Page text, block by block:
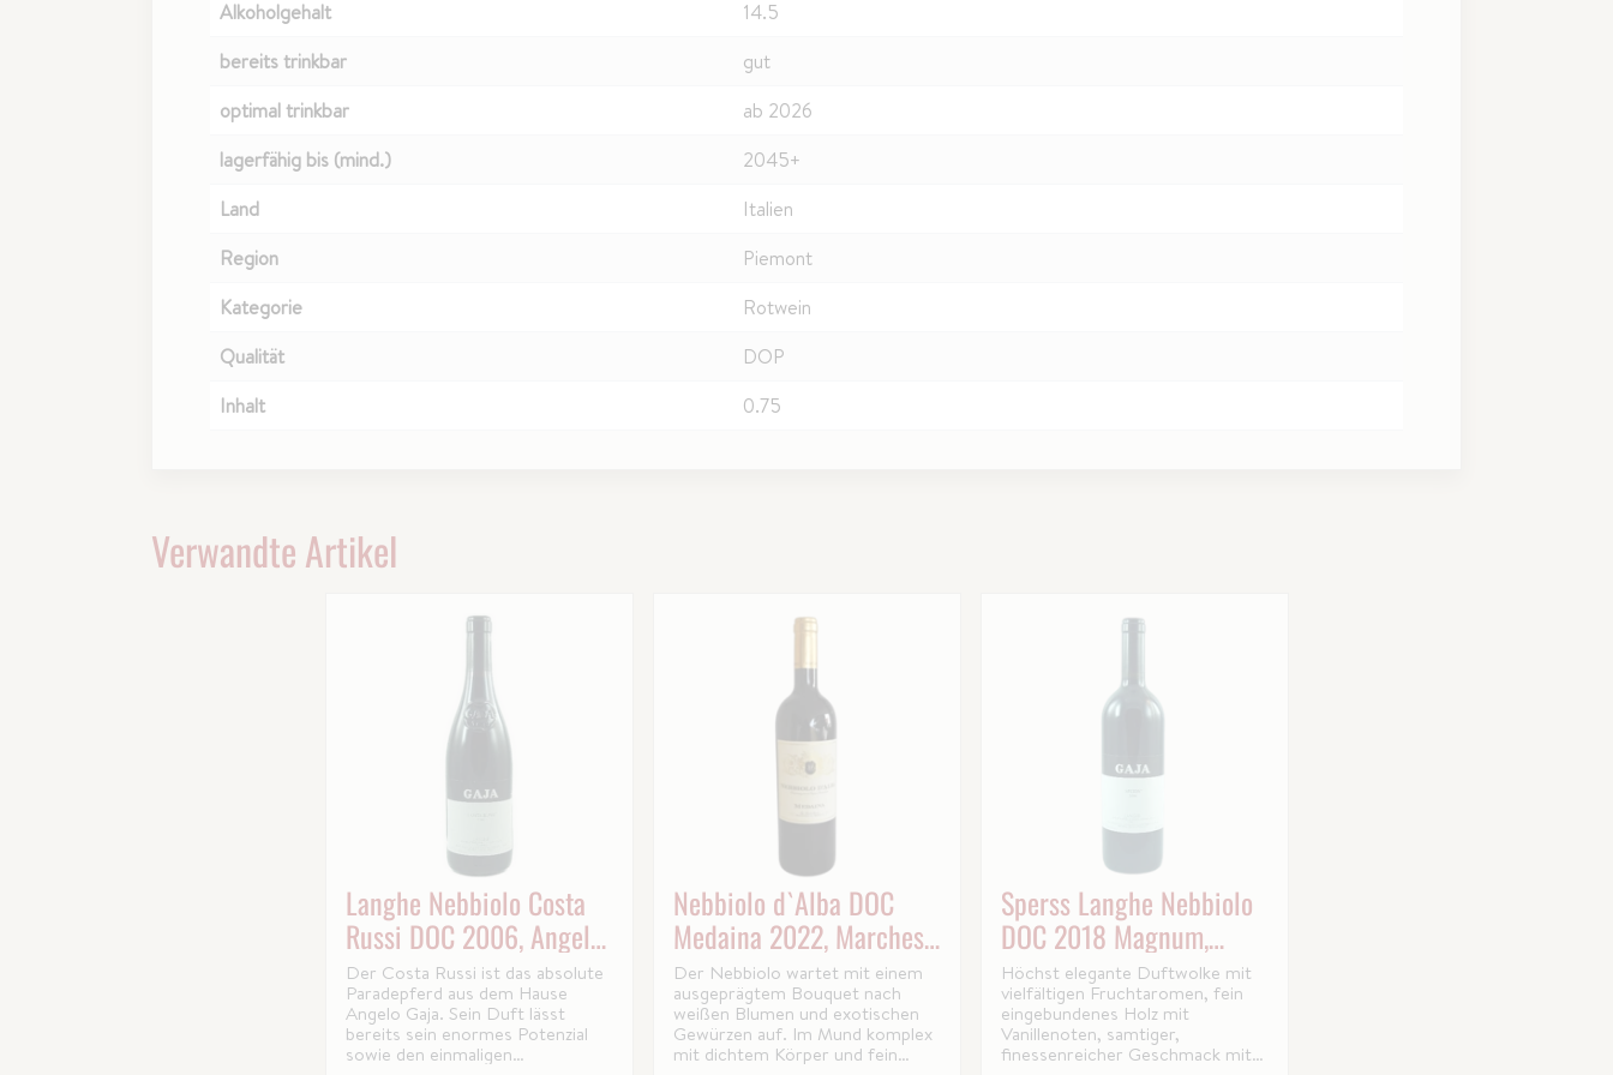
Alkoholgehalt
14.5
bereits trinkbar
gut
optimal trinkbar
ab 2026
lagerfähig bis (mind.)
2045+
Land
Italien
Region
Piemont
Kategorie
Rotwein
Qualität
DOP
Inhalt
0.75
Verwandte Artikel
Langhe Nebbiolo Costa
Russi DOC 2006, Angelo
Gaja
Der Costa Russi ist das absolute
Paradepferd aus dem Hause
Angelo Gaja. Sein Duft lässt
bereits sein enormes Potenzial
sowie den einmaligen
Nebbiolo d`Alba DOC
Medaina 2022, Marchesi
di Barolo
Der Nebbiolo wartet mit einem
ausgeprägtem Bouquet nach
weißen Blumen und exotischen
Gewürzen auf. Im Mund komplex
mit dichtem Körper und fein
Sperss Langhe Nebbiolo
DOC 2018 Magnum,
Angelo Gaja
Höchst elegante Duftwolke mit
vielfältigen Fruchtaromen, fein
eingebundenes Holz mit
Vanillenoten, samtiger,
finessenreicher Geschmack mit